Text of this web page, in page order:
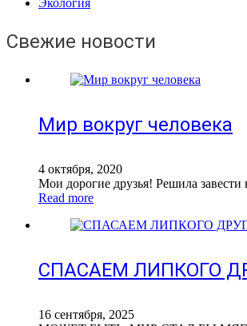
Экология
Свежие новости
Мир вокруг человека
4 октября, 2020
Мои дорогие друзья! Решила
Read more
СПАСАЕМ ЛИПКОГО
16 сентября, 2025